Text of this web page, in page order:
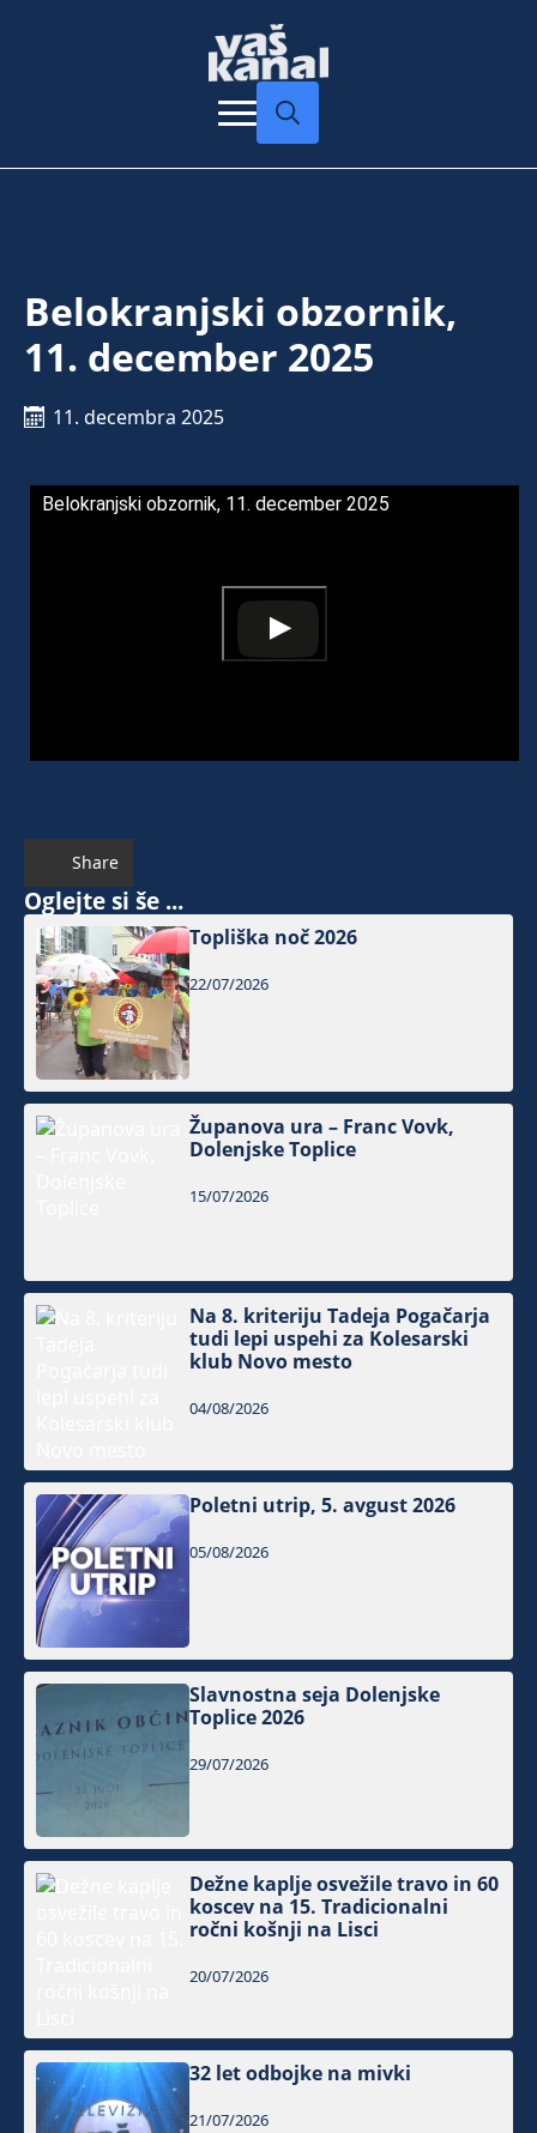
Belokranjski obzornik,
11. december 2025
11. decembra 2025
Belokranjski obzornik, 11. december 2025
Share
Oglejte si še ...
Topliška noč 2026
22/07/2026
Županova ura – Franc Vovk,
Dolenjske Toplice
15/07/2026
Na 8. kriteriju Tadeja Pogačarja
tudi lepi uspehi za Kolesarski
klub Novo mesto
04/08/2026
Poletni utrip, 5. avgust 2026
05/08/2026
Slavnostna seja Dolenjske
Toplice 2026
29/07/2026
Dežne kaplje osvežile travo in 60
koscev na 15. Tradicionalni
ročni košnji na Lisci
20/07/2026
32 let odbojke na mivki
21/07/2026